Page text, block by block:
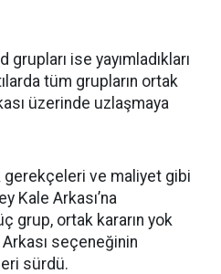
ise yayımladıkları
tüm grupların ortak
üzerinde uzlaşmaya
gerekçeleri ve maliyet gibi
Kale Arkası’na
grup, ortak kararın yok
Arkası seçeneğinin
sürdü.